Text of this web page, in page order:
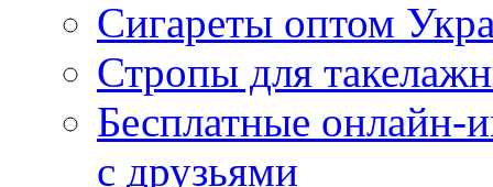
Сигареты оптом
Стропы для
Бесплатные
с друзьями